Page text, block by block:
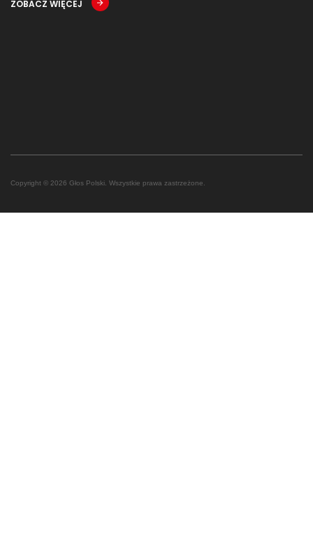
ZOBACZ WIĘCEJ
Copyright © 2026 Głos Polski. Wszystkie prawa zastrzeżone.